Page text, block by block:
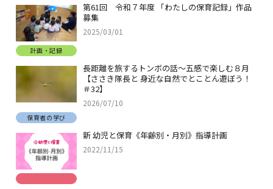
第61回 令和７年度 「わたしの保育記録」作品
募集
2025/03/01
計画・記録
長距離を旅するトンボの話～五感で楽しむ８月
【ささき隊長と 身近な自然でとことん遊ぼう！
＃32】
2026/07/10
保育者の学び
新 幼児と保育《年齢別・月別》指導計画
2022/11/15